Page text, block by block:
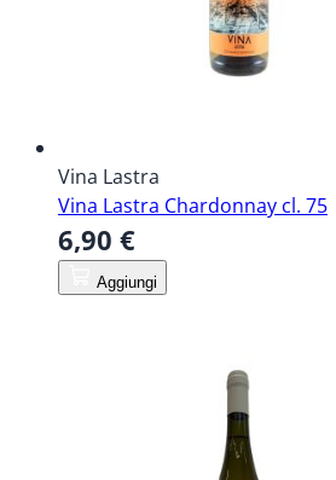
Vina Lastra
Vina Lastra Chardonnay cl. 75
6,90 €
Aggiungi